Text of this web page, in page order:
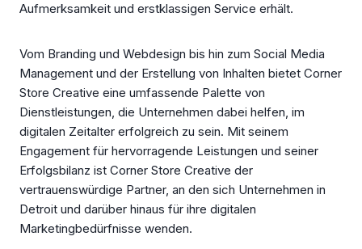
Aufmerksamkeit und erstklassigen Service erhält.
Vom Branding und Webdesign bis hin zum Social Media
Management und der Erstellung von Inhalten bietet Corner
Store Creative eine umfassende Palette von
Dienstleistungen, die Unternehmen dabei helfen, im
digitalen Zeitalter erfolgreich zu sein. Mit seinem
Engagement für hervorragende Leistungen und seiner
Erfolgsbilanz ist Corner Store Creative der
vertrauenswürdige Partner, an den sich Unternehmen in
Detroit und darüber hinaus für ihre digitalen
Marketingbedürfnisse wenden.